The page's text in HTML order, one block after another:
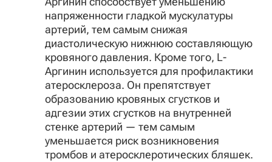
напряженности гладкой мускулатуры
артерий, тем самым снижая
диастолическую нижнюю составляющую
кровяного давления. Кроме того, L-
Аргинин используется для профилактики
атеросклероза. Он препятствует
образованию кровяных сгустков и
адгезии этих сгустков на внутренней
стенке артерий — тем самым
уменьшается риск возникновения
тромбов и атеросклеротических бляшек.